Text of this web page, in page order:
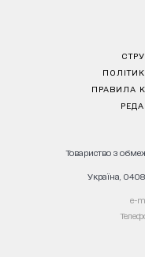
ПРАВИЛА
Товариство з
Україна,
е-